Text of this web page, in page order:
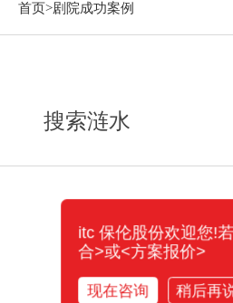
首页>剧院成功案例
搜索涟水
itc 保伦股份欢迎您!
合>或<方案报价>
现在咨询 稍后再